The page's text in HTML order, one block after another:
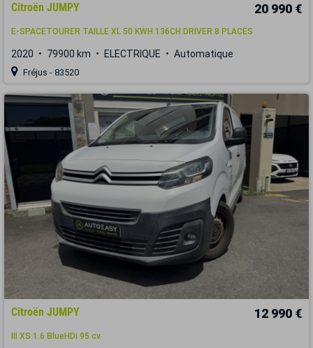
Citroën JUMPY 20 990 €
E-SPACETOURER TAILLE XL 50 KWH 136CH DRIVER 8 PLACES
2020 79900 km ELECTRIQUE Automatique
Fréjus - 83520
Citroën JUMPY 12 990 €
III XS 1.6 BlueHDi 95 cv